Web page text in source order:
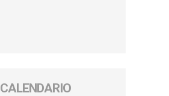
CALENDARIO